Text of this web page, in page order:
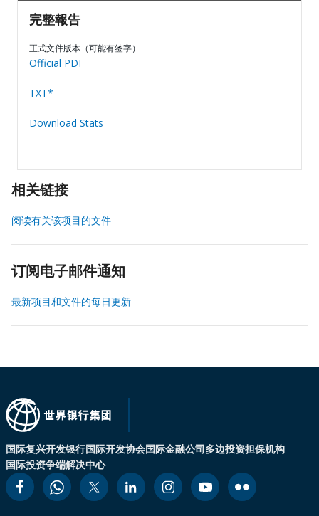
完整報告
正式文件版本（可能有签字）
Official PDF
TXT*
Download Stats
相关链接
阅读有关该项目的文件
订阅电子邮件通知
最新项目和文件的每日更新
国际复兴开发银行国际开发协会国际金融公司多边投资担保机构
国际投资争端解决中心